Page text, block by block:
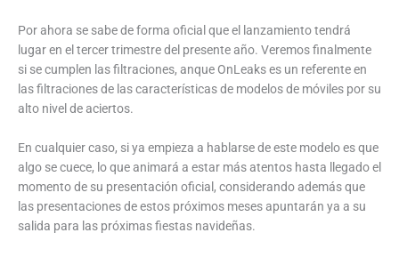
Por ahora se sabe de forma oficial que el lanzamiento tendrá
lugar en el tercer trimestre del presente año. Veremos finalmente
si se cumplen las filtraciones, anque OnLeaks es un referente en
las filtraciones de las características de modelos de móviles por su
alto nivel de aciertos.
En cualquier caso, si ya empieza a hablarse de este modelo es que
algo se cuece, lo que animará a estar más atentos hasta llegado el
momento de su presentación oficial, considerando además que
las presentaciones de estos próximos meses apuntarán ya a su
salida para las próximas fiestas navideñas.